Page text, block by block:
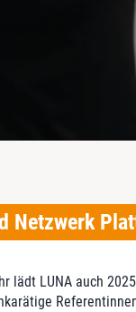
Netzwerk
lädt LUNA auch